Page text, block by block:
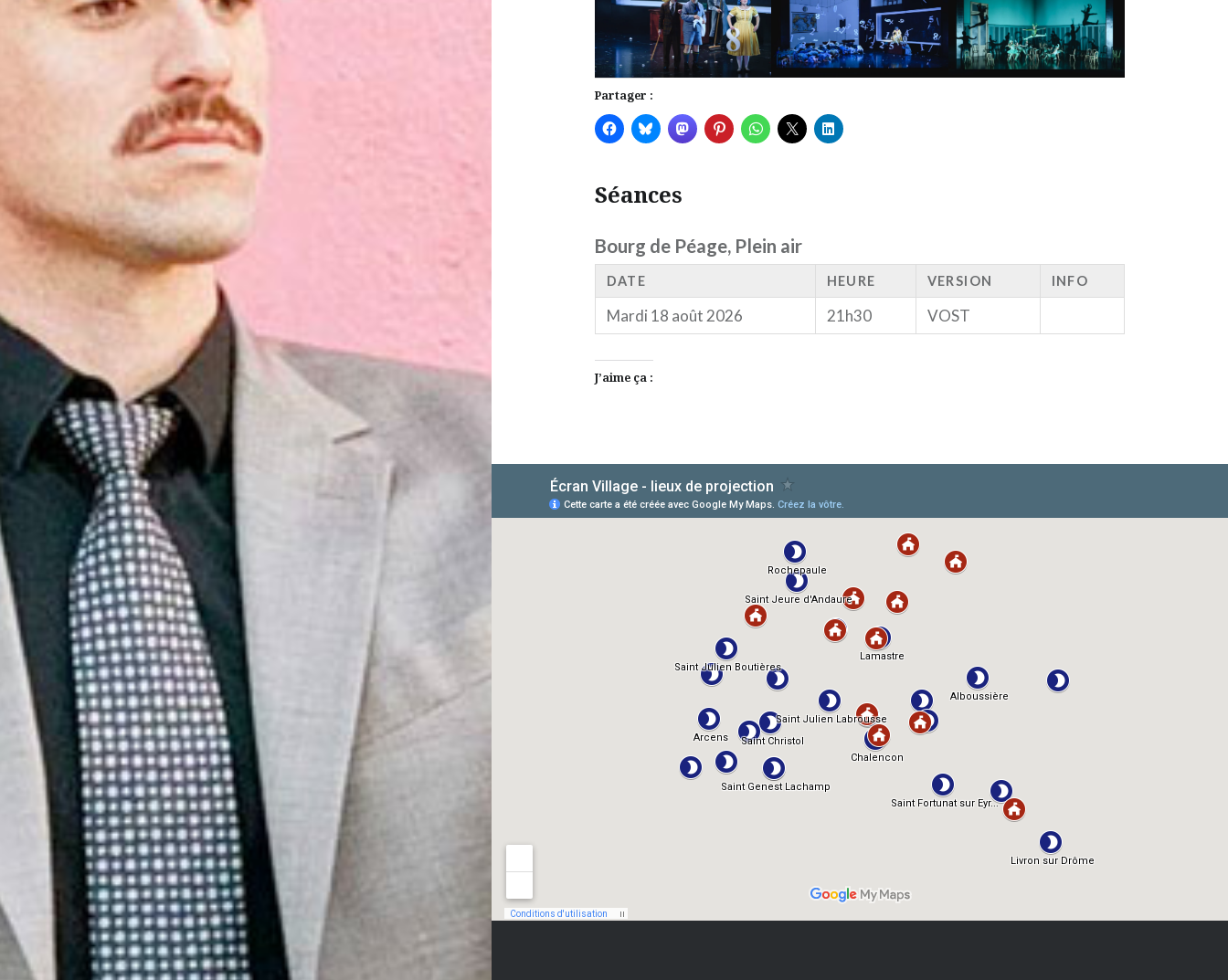
Partager :
Séances
Bourg de Péage, Plein air
DATE HEURE VERSION INFO
Mardi 18 août 2026 21h30 VOST
J’aime ça :